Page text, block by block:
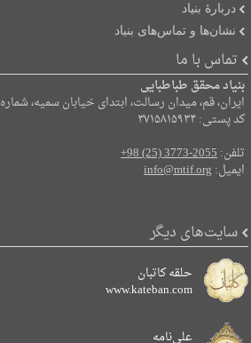
دربارۀ بنیاد
نشان‌ها و تماس‌های بنیاد
تماس با ما
بنیاد محقق طباطبایی
ایران، قم، میدان رسالت، ابتدای خیابان سمیه، شماره ۱۵.
کد پستی: ۳۷۱۵۸۱۵۹۳۴
تلفن:+98 (25) 3773-2055
ایمیل:info@mtif.org
سایت‌های دیگر
حلقه کاتبان
www.kateban.com
علی‌نامه